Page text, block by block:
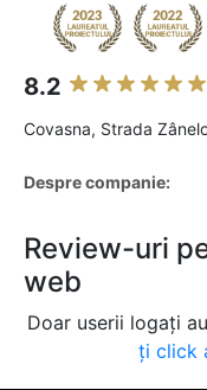
8.2
Covasna, Strada
Despre companie:
Review-uri
web
Doar userii logați
ți click